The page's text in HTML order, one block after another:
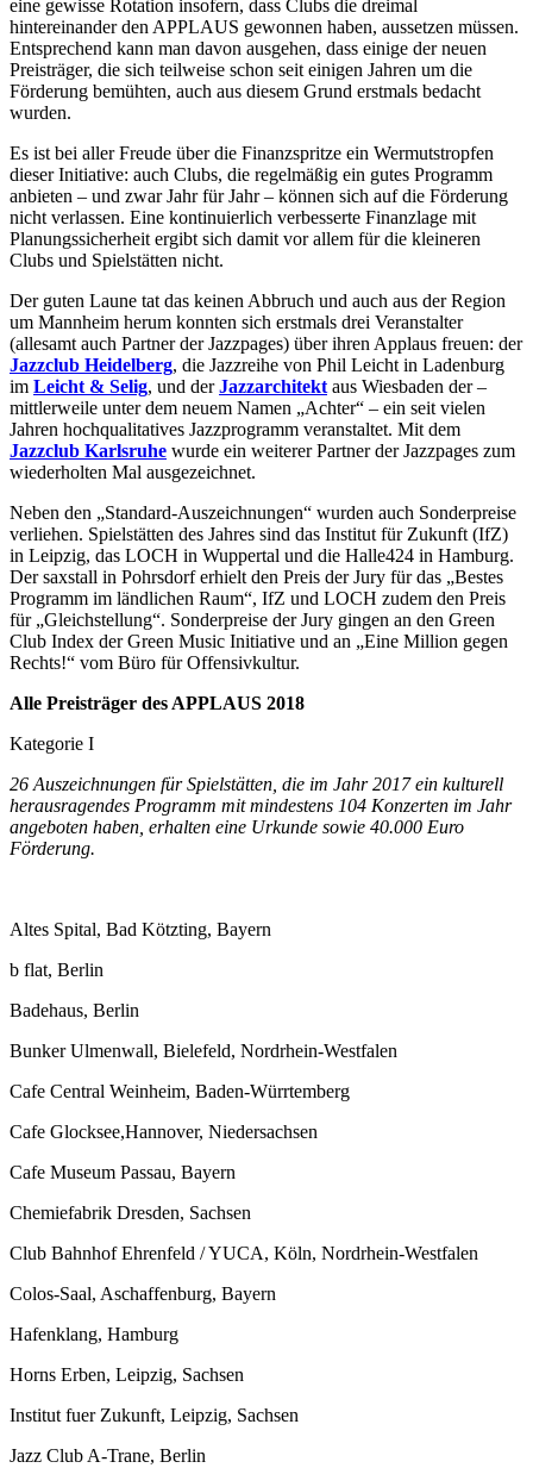
eine gewisse Rotation insofern, dass Clubs die dreimal
hintereinander den APPLAUS gewonnen haben, aussetzen müssen.
Entsprechend kann man davon ausgehen, dass einige der neuen
Preisträger, die sich teilweise schon seit einigen Jahren um die
Förderung bemühten, auch aus diesem Grund erstmals bedacht
wurden.
Es ist bei aller Freude über die Finanzspritze ein Wermutstropfen
dieser Initiative: auch Clubs, die regelmäßig ein gutes Programm
anbieten – und zwar Jahr für Jahr – können sich auf die Förderung
nicht verlassen. Eine kontinuierlich verbesserte Finanzlage mit
Planungssicherheit ergibt sich damit vor allem für die kleineren
Clubs und Spielstätten nicht.
Der guten Laune tat das keinen Abbruch und auch aus der Region
um Mannheim herum konnten sich erstmals drei Veranstalter
(allesamt auch Partner der Jazzpages) über ihren Applaus freuen: der
Jazzclub Heidelberg, die Jazzreihe von Phil Leicht in Ladenburg
im Leicht & Selig, und derJazzarchitekt aus Wiesbaden der –
mittlerweile unter dem neuem Namen „Achter“ – ein seit vielen
Jahren hochqualitatives Jazzprogramm veranstaltet. Mit dem
Jazzclub Karlsruhe wurde ein weiterer Partner der Jazzpages zum
wiederholten Mal ausgezeichnet.
Neben den „Standard-Auszeichnungen“ wurden auch Sonderpreise
verliehen. Spielstätten des Jahres sind das Institut für Zukunft (IfZ)
in Leipzig, das LOCH in Wuppertal und die Halle424 in Hamburg.
Der saxstall in Pohrsdorf erhielt den Preis der Jury für das „Bestes
Programm im ländlichen Raum“, IfZ und LOCH zudem den Preis
für „Gleichstellung“. Sonderpreise der Jury gingen an den Green
Club Index der Green Music Initiative und an „Eine Million gegen
Rechts!“ vom Büro für Offensivkultur.
Alle Preisträger des APPLAUS 2018
Kategorie I
26 Auszeichnungen für Spielstätten, die im Jahr 2017 ein kulturell
herausragendes Programm mit mindestens 104 Konzerten im Jahr
angeboten haben, erhalten eine Urkunde sowie 40.000 Euro
Förderung.
Altes Spital, Bad Kötzting, Bayern
b flat, Berlin
Badehaus, Berlin
Bunker Ulmenwall, Bielefeld, Nordrhein-Westfalen
Cafe Central Weinheim, Baden-Würrtemberg
Cafe Glocksee,Hannover, Niedersachsen
Cafe Museum Passau, Bayern
Chemiefabrik Dresden, Sachsen
Club Bahnhof Ehrenfeld / YUCA, Köln, Nordrhein-Westfalen
Colos-Saal, Aschaffenburg, Bayern
Hafenklang, Hamburg
Horns Erben, Leipzig, Sachsen
Institut fuer Zukunft, Leipzig, Sachsen
Jazz Club A-Trane, Berlin